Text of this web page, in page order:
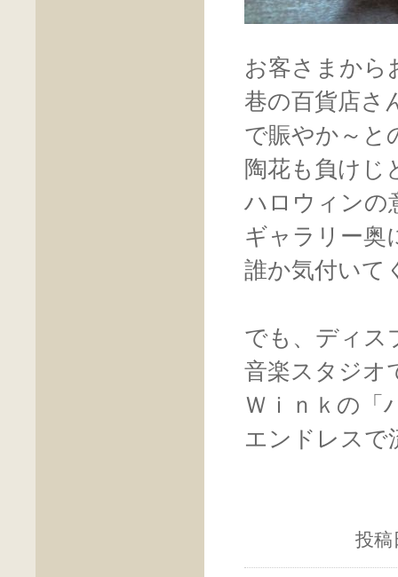
お客さまから
巷の百貨店さ
で賑やか～と
陶花も負けじ
ハロウィンの
ギャラリー奥
誰か気付いて
でも、ディス
音楽スタジオ
Ｗｉｎｋの「
エンドレスで
投稿